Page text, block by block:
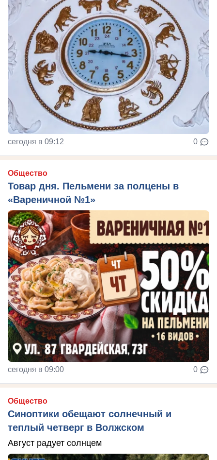
сегодня в 09:12 0
Общество
Товар дня. Пельмени за полцены в
«Вареничной №1»
сегодня в 09:00 0
Общество
Синоптики обещают солнечный и
теплый четверг в Волжском
Август радует солнцем